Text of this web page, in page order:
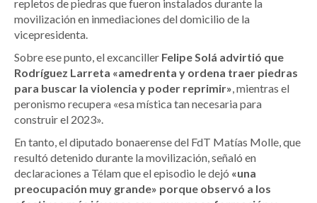
repletos de piedras que fueron instalados durante la
movilización en inmediaciones del domicilio de la
vicepresidenta.
Sobre ese punto, el excanciller Felipe Solá advirtió que
Rodríguez Larreta «amedrenta y ordena traer piedras
para buscar la violencia y poder reprimir», mientras el
peronismo recupera «esa mística tan necesaria para
construir el 2023».
En tanto, el diputado bonaerense del FdT Matías Molle, que
resultó detenido durante la movilización, señaló en
declaraciones a Télam que el episodio le dejó «una
preocupación muy grande» porque observó a los